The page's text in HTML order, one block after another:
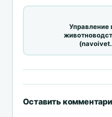
Управление
Оставить